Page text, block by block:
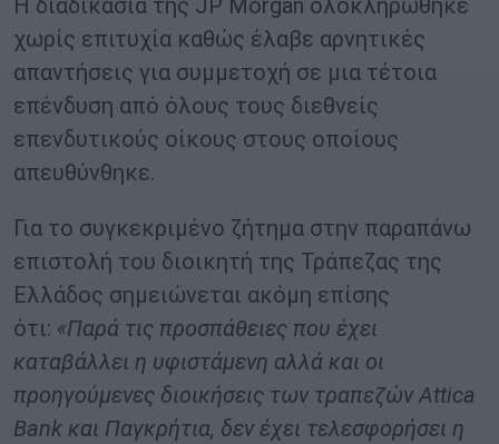
Η διαδικασία της JP Morgan ολοκληρώθηκε
χωρίς επιτυχία καθώς έλαβε αρνητικές
απαντήσεις για συμμετοχή σε μια τέτοια
επένδυση από όλους τους διεθνείς
επενδυτικούς οίκους στους οποίους
απευθύνθηκε.
Για το συγκεκριμένο ζήτημα στην παραπάνω
επιστολή του διοικητή της Τράπεζας της
Ελλάδος σημειώνεται ακόμη επίσης
ότι: «Παρά τις προσπάθειες που έχει
καταβάλλει η υφιστάμενη αλλά και οι
προηγούμενες διοικήσεις των τραπεζών Attica
Bank και Παγκρήτια, δεν έχει τελεσφορήσει η